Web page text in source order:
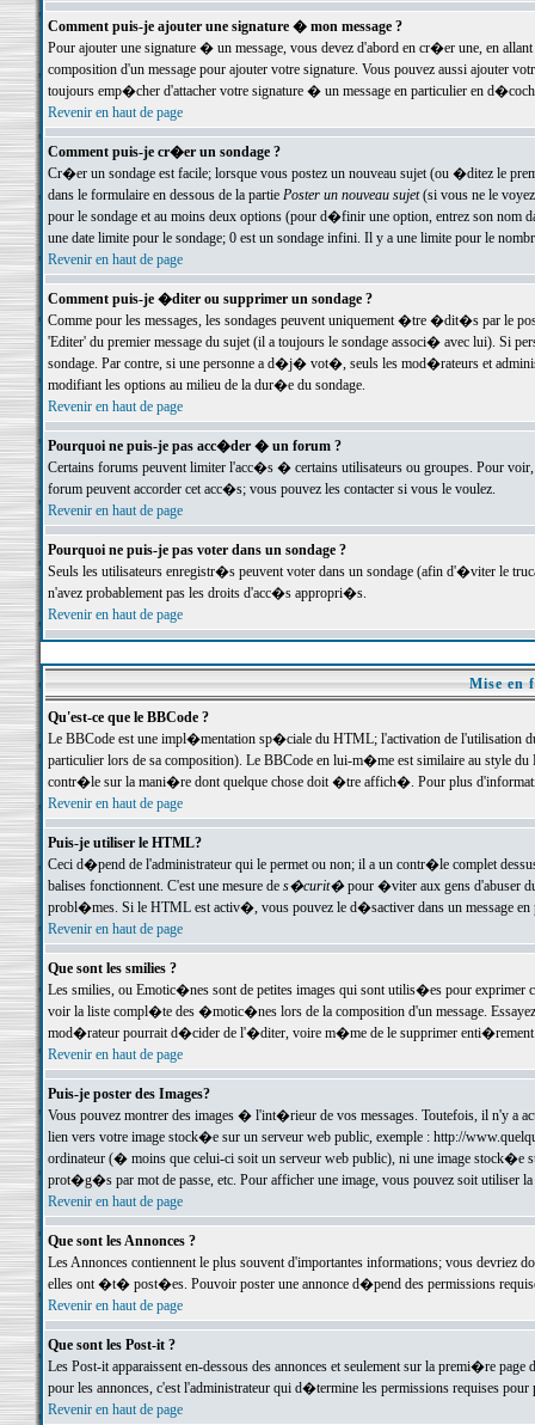
Comment puis-je ajouter une signature � mon message ?
Pour ajouter une signature � un message, vous devez d'abord en cr�er une, en
composition d'un message pour ajouter votre signature. Vous pouvez aussi ajouter
toujours emp�cher d'attacher votre signature � un message en particulier en
Revenir en haut de page
Comment puis-je cr�er un sondage ?
Cr�er un sondage est facile; lorsque vous postez un nouveau sujet (ou �ditez le
dans le formulaire en dessous de la partie Poster un nouveau sujet(si vous ne le voyez
pour le sondage et au moins deux options (pour d�finir une option, entrez son nom
une date limite pour le sondage; 0 est un sondage infini. Il y a une limite pour le
Revenir en haut de page
Comment puis-je �diter ou supprimer un sondage ?
Comme pour les messages, les sondages peuvent uniquement �tre �dit�s par le
'Editer' du premier message du sujet (il a toujours le sondage associ� avec lui). Si
sondage. Par contre, si une personne a d�j� vot�, seuls les mod�rateurs et
modifiant les options au milieu de la dur�e du sondage.
Revenir en haut de page
Pourquoi ne puis-je pas acc�der � un forum ?
Certains forums peuvent limiter l'acc�s � certains utilisateurs ou groupes. Pour
forum peuvent accorder cet acc�s; vous pouvez les contacter si vous le voulez.
Revenir en haut de page
Pourquoi ne puis-je pas voter dans un sondage ?
Seuls les utilisateurs enregistr�s peuvent voter dans un sondage (afin d'�viter le
n'avez probablement pas les droits d'acc�s appropri�s.
Revenir en haut de page
Mise en
Qu'est-ce que le BBCode ?
Le BBCode est une impl�mentation sp�ciale du HTML; l'activation de l'utilisation
particulier lors de sa composition). Le BBCode en lui-m�me est similaire au style
contr�le sur la mani�re dont quelque chose doit �tre affich�. Pour plus
Revenir en haut de page
Puis-je utiliser le HTML?
Ceci d�pend de l'administrateur qui le permet ou non; il a un contr�le complet
balises fonctionnent. C'est une mesure de s�curit�pour �viter aux gens d'abuser
probl�mes. Si le HTML est activ�, vous pouvez le d�sactiver dans un message en
Revenir en haut de page
Que sont les smilies ?
Les smilies, ou Emotic�nes sont de petites images qui sont utilis�es pour exprimer
voir la liste compl�te des �motic�nes lors de la composition d'un message.
mod�rateur pourrait d�cider de l'�diter, voire m�me de le supprimer
Revenir en haut de page
Puis-je poster des Images?
Vous pouvez montrer des images � l'int�rieur de vos messages. Toutefois, il n'y a
lien vers votre image stock�e sur un serveur web public, exemple : http://
ordinateur (� moins que celui-ci soit un serveur web public), ni une image stock�e
prot�g�s par mot de passe, etc. Pour afficher une image, vous pouvez soit
Revenir en haut de page
Que sont les Annonces ?
Les Annonces contiennent le plus souvent d'importantes informations; vous devriez
elles ont �t� post�es. Pouvoir poster une annonce d�pend des permissions
Revenir en haut de page
Que sont les Post-it ?
Les Post-it apparaissent en-dessous des annonces et seulement sur la premi�re
pour les annonces, c'est l'administrateur qui d�termine les permissions requises pour
Revenir en haut de page